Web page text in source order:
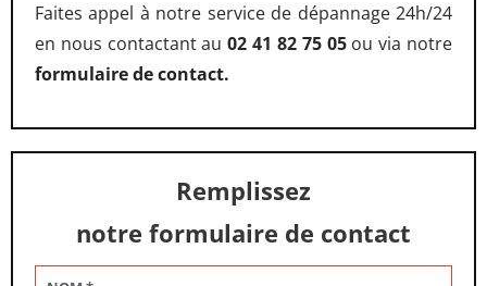
Faites appel à notre service de dépannage 24h/24
en nous contactant au02 41 82 75 05ou via notre
formulaire de contact.
Remplissez
notre formulaire de contact